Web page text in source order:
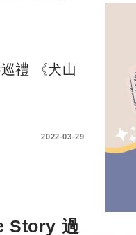
禮 《犬山
2022-03-29
Story 過